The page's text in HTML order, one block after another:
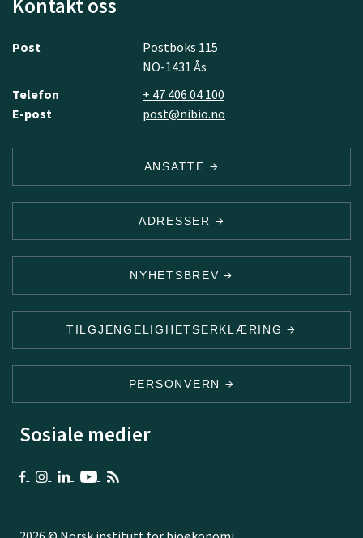
Kontakt oss
Post
Postboks 115
NO-1431 Ås
Telefon
+ 47 406 04 100
E-post
post@nibio.no
ANSATTE
ADRESSER
NYHETSBREV
TILGJENGELIGHETSERKLÆRING
PERSONVERN
Sosiale medier